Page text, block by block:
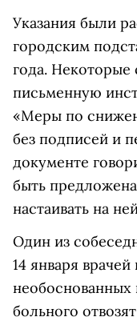
Указания были
городским
года.
письменную
«Меры по
без подписей и
документе
быть
настаивать на
Один из
14 января
необоснованных
больного